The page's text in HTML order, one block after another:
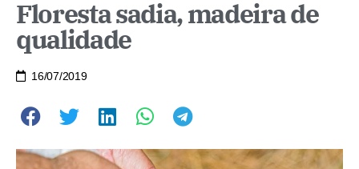
Floresta sadia, madeira de
qualidade
16/07/2019